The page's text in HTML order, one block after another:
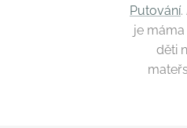
Putování.
je
děti